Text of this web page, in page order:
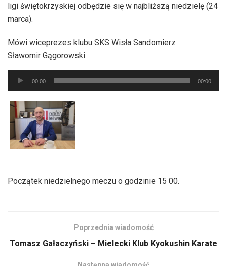
ligi świętokrzyskiej odbędzie się w najbliższą niedzielę (24
marca).
Mówi wiceprezes klubu SKS Wisła Sandomierz
Sławomir Gągorowski:
Odtwarzacz
plików
dźwiękowych
00:00 00:00
Początek niedzielnego meczu o godzinie 15 00.
Poprzednia wiadomość
Tomasz Gałaczyński – Mielecki Klub Kyokushin Karate